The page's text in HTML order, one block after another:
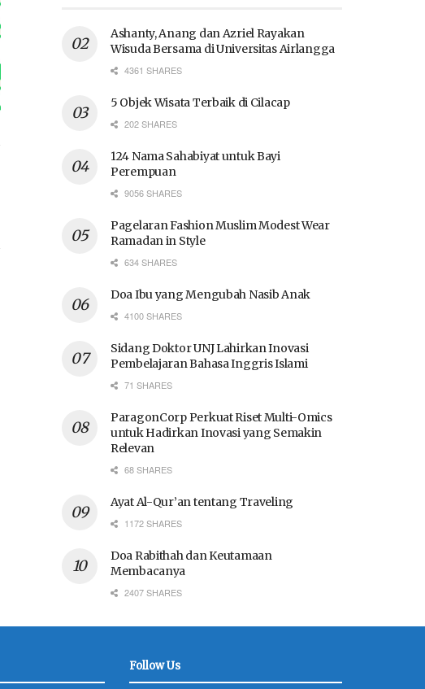
Ashanty, Anang dan Azriel Rayakan
Wisuda Bersama di Universitas Airlangga
4361 SHARES
5 Objek Wisata Terbaik di Cilacap
202 SHARES
124 Nama Sahabiyat untuk Bayi
Perempuan
9056 SHARES
Pagelaran Fashion Muslim Modest Wear
Ramadan in Style
634 SHARES
Doa Ibu yang Mengubah Nasib Anak
4100 SHARES
Sidang Doktor UNJ Lahirkan Inovasi
Pembelajaran Bahasa Inggris Islami
71 SHARES
ParagonCorp Perkuat Riset Multi-Omics
untuk Hadirkan Inovasi yang Semakin
Relevan
68 SHARES
Ayat Al-Qur’an tentang Traveling
1172 SHARES
Doa Rabithah dan Keutamaan
Membacanya
2407 SHARES
Follow Us